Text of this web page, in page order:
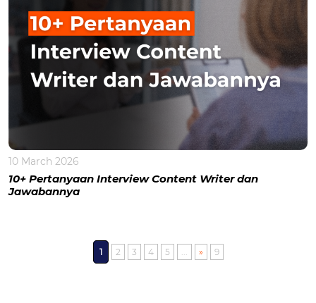
10 March 2026
10+ Pertanyaan Interview Content Writer dan
Jawabannya
1 2 3 4 5 » 9